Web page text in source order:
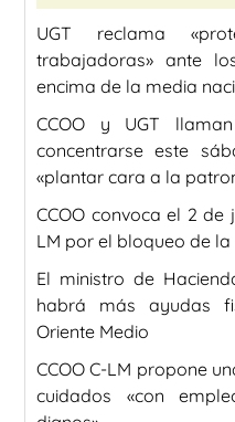
UGT reclama
trabajadoras» ante
encima de la media
CCOO y UGT
concentrarse este
«plantar cara a la
CCOO convoca el 2 de
LM por el bloqueo de
El ministro de
habrá más ayudas
Oriente Medio
CCOO C-LM propone
cuidados «con